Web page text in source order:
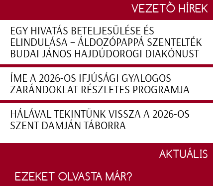
VEZETŐ HÍREK
EGY HIVATÁS BETELJESÜLÉSE ÉS
ELINDULÁSA – ÁLDOZÓPAPPÁ SZENTELTÉK
BUDAI JÁNOS HAJDÚDOROGI DIAKÓNUST
ÍME A 2026-OS IFJÚSÁGI GYALOGOS
ZARÁNDOKLAT RÉSZLETES PROGRAMJA
HÁLÁVAL TEKINTÜNK VISSZA A 2026-OS
SZENT DAMJÁN TÁBORRA
AKTUÁLIS
EZEKET OLVASTA MÁR?